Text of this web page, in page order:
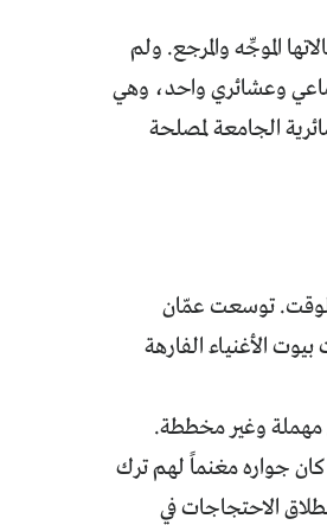
الموجِّه والمرجع. ولم
وعشائري واحد، وهي
الجامعة لمصلحة
توسعت عمّان
الأغنياء الفارهة
مهملة وغير مخططة.
جواره مغنماً لهم ترك
الاحتجاجات في